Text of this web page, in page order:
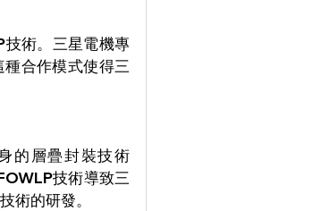
術。三星電機專
合作模式使得三
的層疊封裝技術
技術導致三
術的研發。